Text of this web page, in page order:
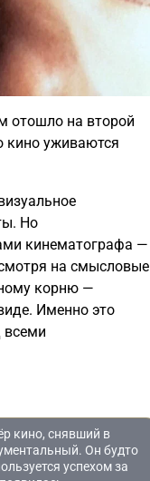
отошло на второй
кино уживаются
Но
кинематографа —
на смысловые
корню —
Именно это
всеми
кино, снявший в
Он будто
успехом за